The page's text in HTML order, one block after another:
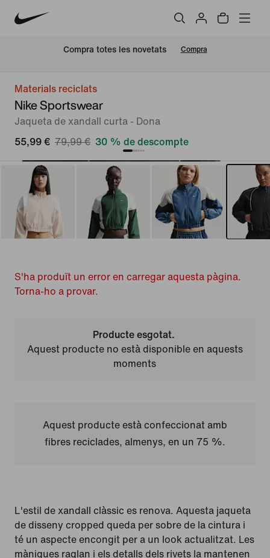
Compra totes les novetats Compra
Materials reciclats
Nike Sportswear
Jaqueta de xandall curta - Dona
55,99 € 79,99 € 30 % de descompte
S'ha produït un error en carregar aquesta pàgina.
Torna-ho a provar.
Producte esgotat.
Aquest producte no està disponible en aquests
moments
Aquest producte està confeccionat amb
fibres reciclades, almenys, en un 75 %.
L'estil de xandall clàssic es renova. Aquesta jaqueta
de disseny cropped queda per sobre de la cintura i
té un aspecte encongit per a un look actualitzat. Les
mànigues raglan i els detalls dels rivets la mantenen